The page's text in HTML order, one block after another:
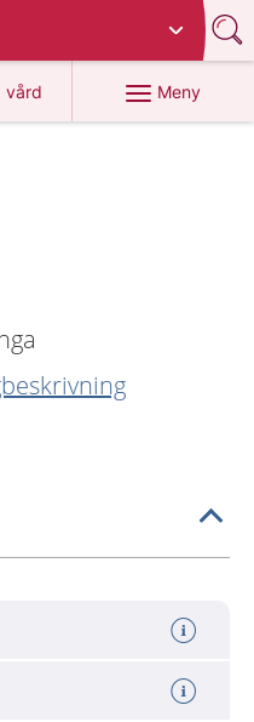
vård
1177.se
Meny